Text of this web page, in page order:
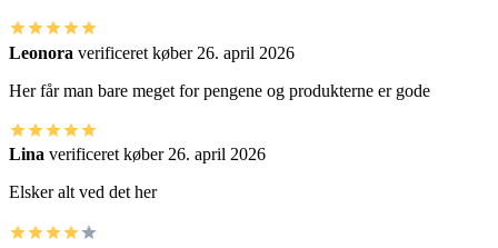
Leonora verificeret køber 26. april 2026
Her får man bare meget for pengene og produkterne er gode
Lina verificeret køber 26. april 2026
Elsker alt ved det her